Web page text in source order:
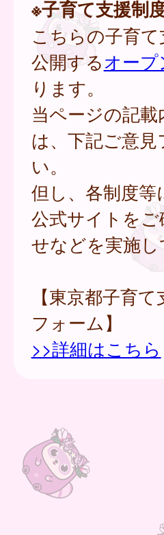
※子育て支援制
こちらの子育
公開するオープ
ります。
当ページの記
は、下記ご意
い。
但し、各制度
公式サイトを
せなどを実施し
【東京都子育
フォーム】
>>詳細はこちら